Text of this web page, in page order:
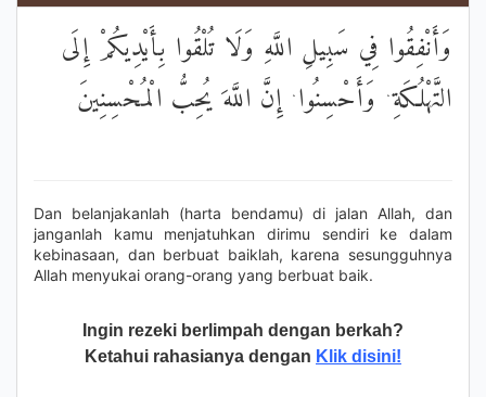
وَأَنْفِقُوا فِي سَبِيلِ اللَّهِ وَلَا تُلْقُوا بِأَيْدِيكُمْ إِلَى
التَّهْلُكَةِ ۛ وَأَحْسِنُوا ۛ إِنَّ اللَّهَ يُحِبُّ الْمُحْسِنِينَ
Dan belanjakanlah (harta bendamu) di jalan Allah, dan
janganlah kamu menjatuhkan dirimu sendiri ke dalam
kebinasaan, dan berbuat baiklah, karena sesungguhnya
Allah menyukai orang-orang yang berbuat baik.
Ingin rezeki berlimpah dengan berkah?
Ketahui rahasianya dengan Klik disini!